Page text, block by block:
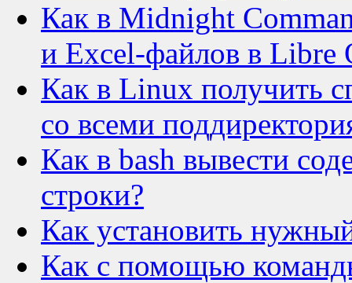
Как в Midnight
и Excel-файлов в Libre
Как в Linux получить
со всеми
Как в bash вывести
строки?
Как установить
Как с помощью